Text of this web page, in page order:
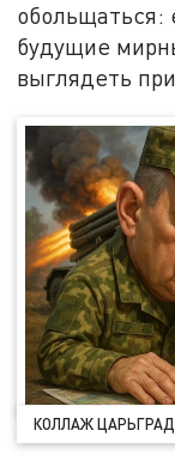
обольщаться:
будущие
выглядеть
КОЛЛАЖ